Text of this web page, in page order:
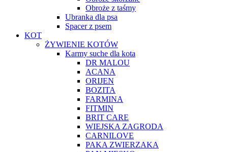
Obroże z taśmy
Ubranka dla psa
Spacer z psem
KOT
ŻYWIENIE KOTÓW
Karmy suche dla kota
DR MALOU
ACANA
ORIJEN
BOZITA
FARMINA
FITMIN
BRIT CARE
WIEJSKA ZAGRODA
CARNILOVE
PAKA ZWIERZAKA